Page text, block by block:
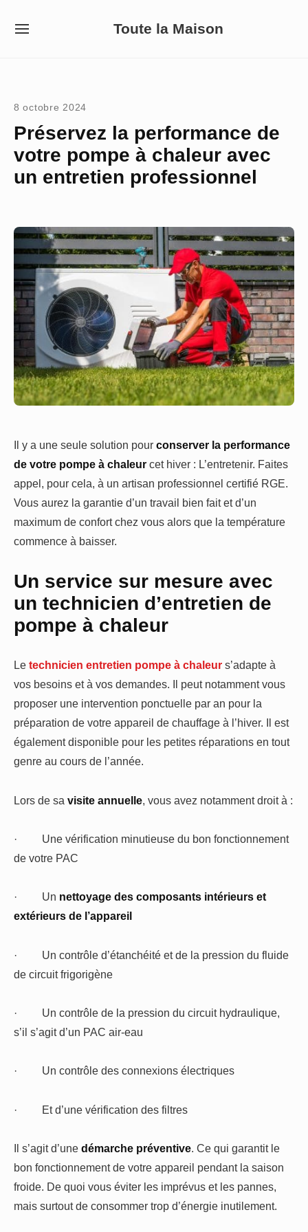
Toute la Maison
SITE
8 octobre 2024
Préservez la performance de
votre pompe à chaleur avec
un entretien professionnel
Il y a une seule solution pour conserver la performance
de votre pompe à chaleur cet hiver : L’entretenir. Faites
appel, pour cela, à un artisan professionnel certifié RGE.
Vous aurez la garantie d’un travail bien fait et d’un
maximum de confort chez vous alors que la température
commence à baisser.
Un service sur mesure avec
un technicien d’entretien de
pompe à chaleur
Le technicien entretien pompe à chaleur s’adapte à
vos besoins et à vos demandes. Il peut notamment vous
proposer une intervention ponctuelle par an pour la
préparation de votre appareil de chauffage à l’hiver. Il est
également disponible pour les petites réparations en tout
genre au cours de l’année.
Lors de sa visite annuelle , vous avez notamment droit à :
· Une vérification minutieuse du bon fonctionnement
de votre PAC
· Un nettoyage des composants intérieurs et
extérieurs de l’appareil
· Un contrôle d’étanchéité et de la pression du fluide
de circuit frigorigène
· Un contrôle de la pression du circuit hydraulique,
s’il s’agit d’un PAC air-eau
· Un contrôle des connexions électriques
· Et d’une vérification des filtres
Il s’agit d’une démarche préventive. Ce qui garantit le
bon fonctionnement de votre appareil pendant la saison
froide. De quoi vous éviter les imprévus et les pannes,
mais surtout de consommer trop d’énergie inutilement.